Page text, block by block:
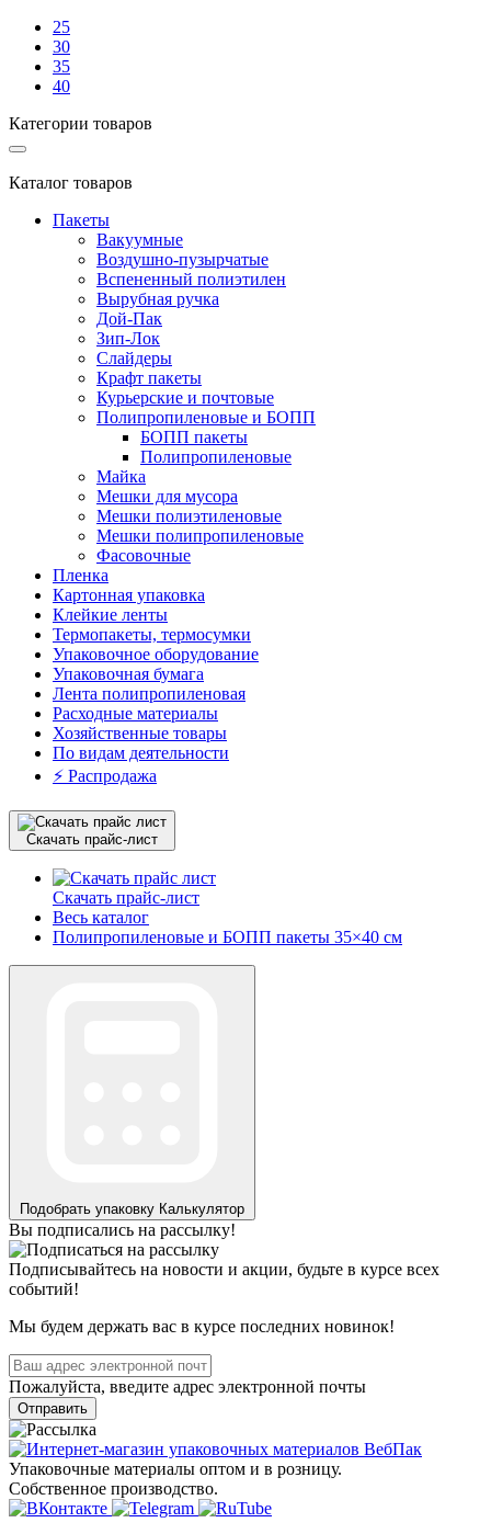
25
30
35
40
Категории товаров
Каталог товаров
Пакеты
Вакуумные
Воздушно-пузырчатые
Вспененный полиэтилен
Вырубная ручка
Дой-Пак
Зип-Лок
Слайдеры
Крафт пакеты
Курьерские и почтовые
Полипропиленовые и БОПП
БОПП пакеты
Полипропиленовые
Майка
Мешки для мусора
Мешки полиэтиленовые
Мешки полипропиленовые
Фасовочные
Пленка
Картонная упаковка
Клейкие ленты
Термопакеты, термосумки
Упаковочное оборудование
Упаковочная бумага
Лента полипропиленовая
Расходные материалы
Хозяйственные товары
По видам деятельности
⚡️ Распродажа
Скачать прайс-лист
Скачать прайс-лист
Весь каталог
Полипропиленовые и БОПП пакеты 35×40 см
Подобрать упаковку Калькулятор
Вы подписались на рассылку!
Подписывайтесь на новости и акции, будьте в курсе всех
событий!
Мы будем держать вас в курсе последних новинок!
Пожалуйста, введите адрес электронной почты
Отправить
Упаковочные материалы оптом и в розницу.
Собственное производство.